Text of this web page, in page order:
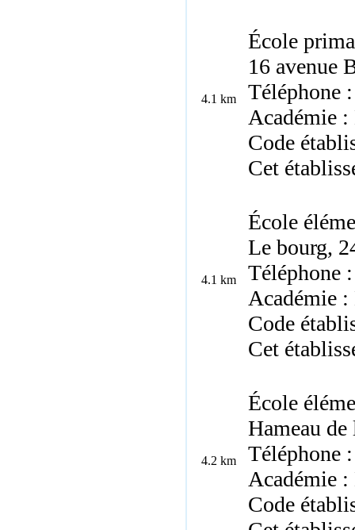
4.1 km
École
16 avenue
Téléphone
Académie
Code
Cet
4.1 km
École
Le bourg,
Téléphone
Académie
Code
Cet
4.2 km
École
Hameau
Téléphone
Académie
Code